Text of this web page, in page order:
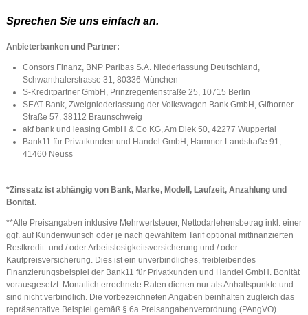
Sprechen Sie uns einfach an.
Anbieterbanken und Partner:
Consors Finanz, BNP Paribas S.A. Niederlassung Deutschland,
Schwanthalerstrasse 31, 80336 München
S-Kreditpartner GmbH, Prinzregentenstraße 25, 10715 Berlin
SEAT Bank, Zweigniederlassung der Volkswagen Bank GmbH, Gifhorner
Straße 57, 38112 Braunschweig
akf bank und leasing GmbH & Co KG, Am Diek 50, 42277 Wuppertal
Bank11 für Privatkunden und Handel GmbH, Hammer Landstraße 91,
41460 Neuss
*Zinssatz ist abhängig von Bank, Marke, Modell, Laufzeit, Anzahlung und
Bonität.
**Alle Preisangaben inklusive Mehrwertsteuer, Nettodarlehensbetrag inkl. einer
ggf. auf Kundenwunsch oder je nach gewähltem Tarif optional mitfinanzierten
Restkredit- und / oder Arbeitslosigkeitsversicherung und / oder
Kaufpreisversicherung. Dies ist ein unverbindliches, freibleibendes
Finanzierungsbeispiel der Bank11 für Privatkunden und Handel GmbH. Bonität
vorausgesetzt. Monatlich errechnete Raten dienen nur als Anhaltspunkte und
sind nicht verbindlich. Die vorbezeichneten Angaben beinhalten zugleich das
repräsentative Beispiel gemäß § 6a Preisangabenverordnung (PAngVO).